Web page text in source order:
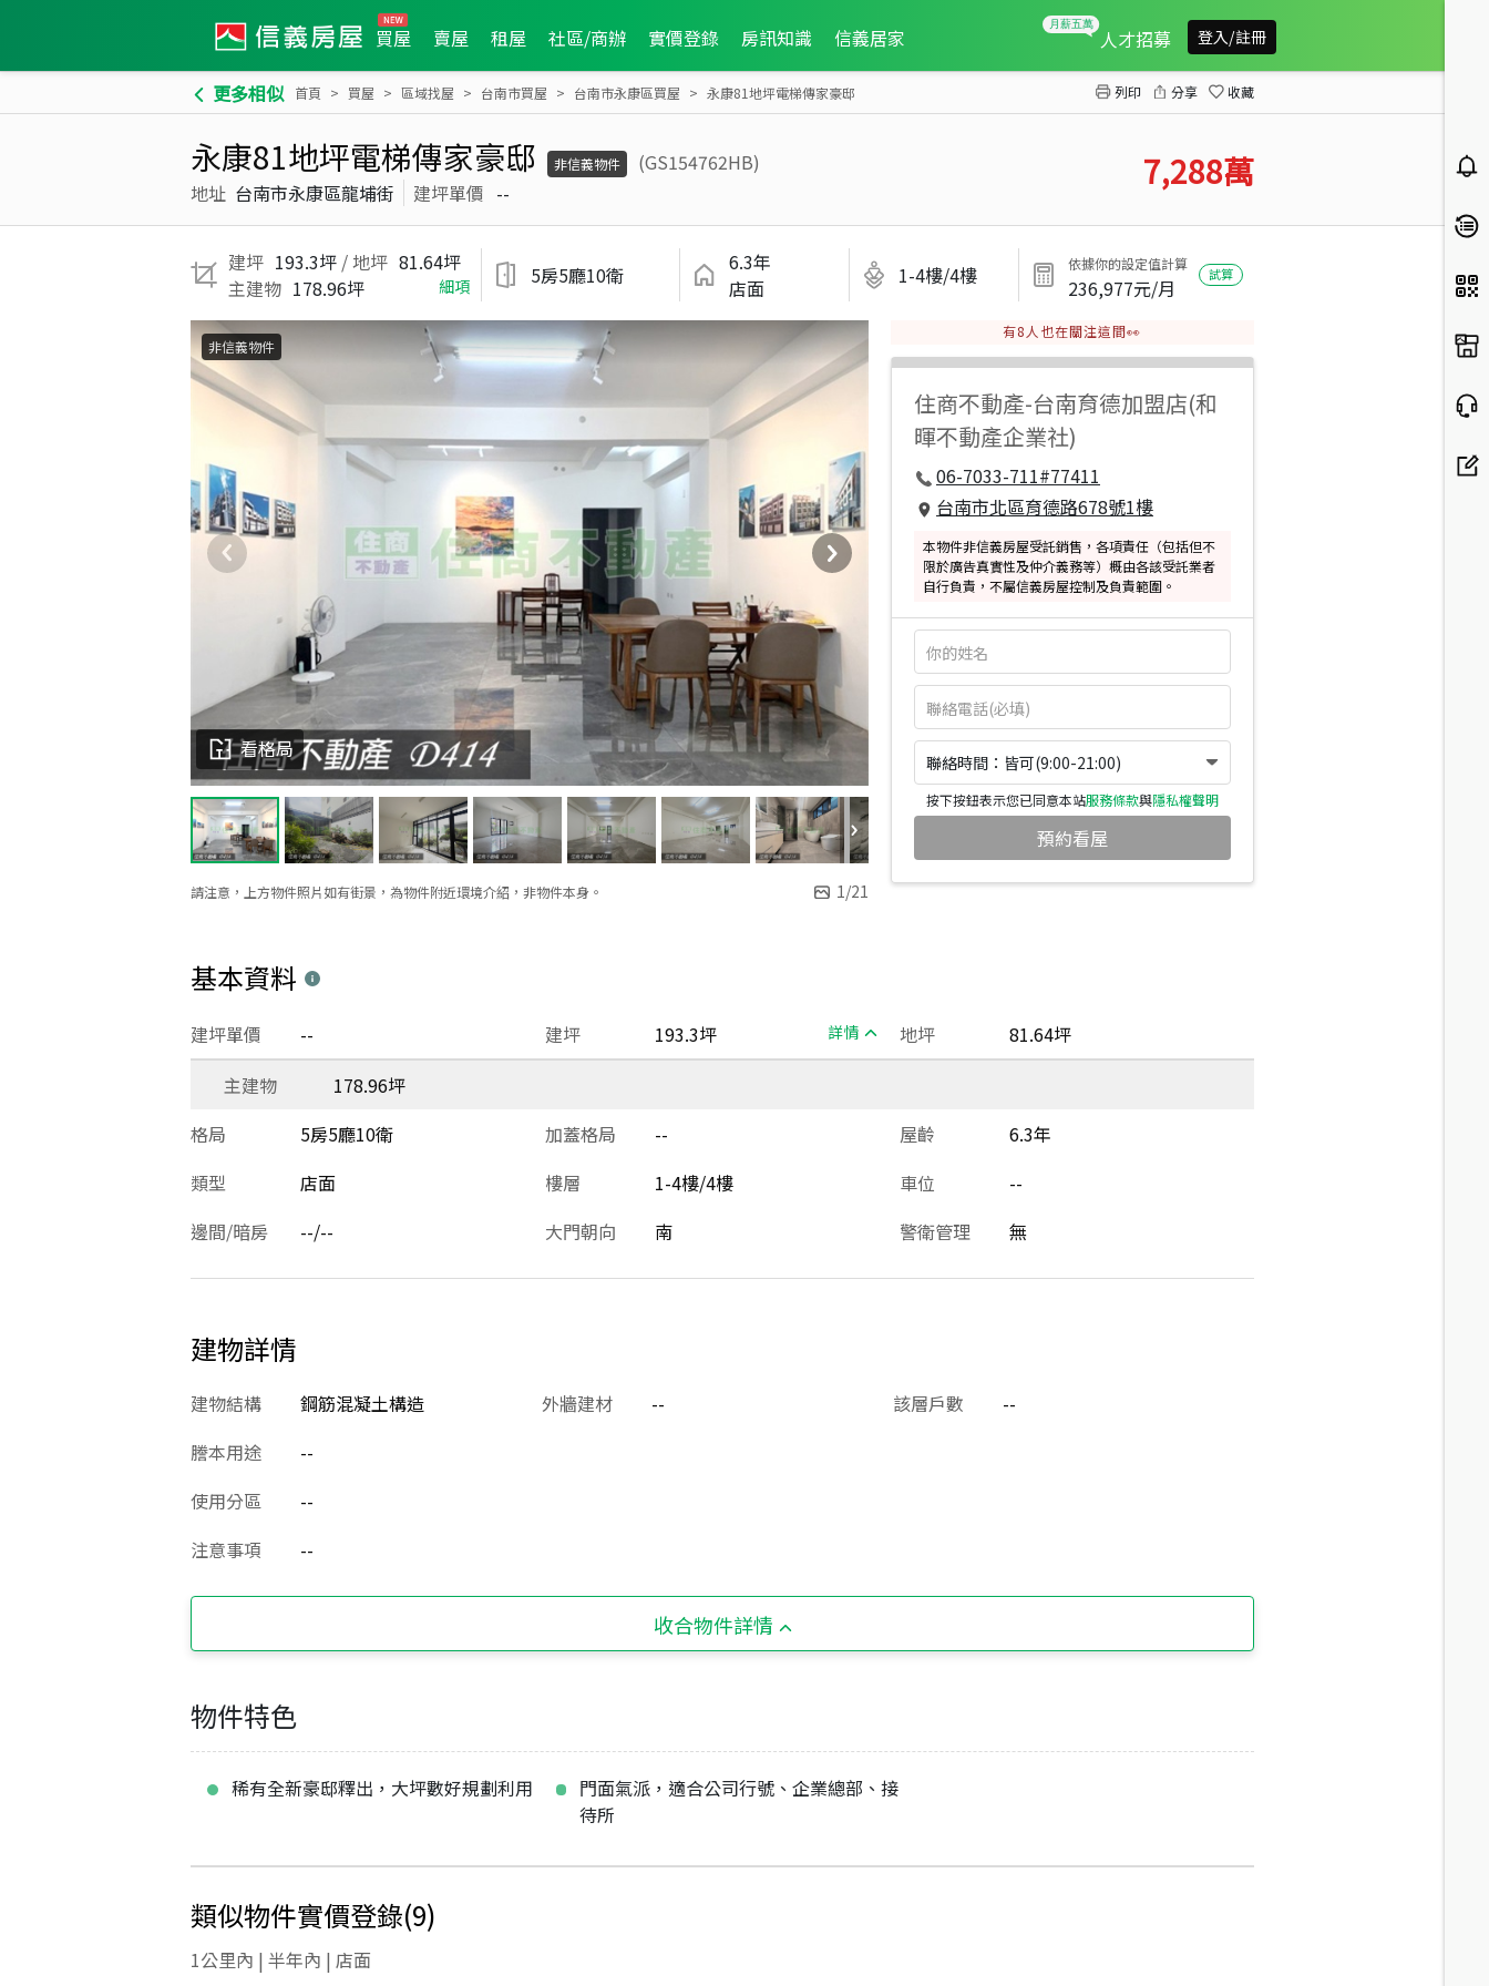
買屋 賣屋 租屋 社區/商辦 實價登錄 房訊知識 信義居家 人才招募 登入/註冊
更多相似 首頁 買屋 區域找屋 台南市買屋 台南市永康區買屋 永康81地坪電梯傳家豪邸 列印 分享 收藏
永康81地坪電梯傳家豪邸 非信義物件
(GS154762HB)
地址 台南市永康區龍埔街 建坪單價 -- 7,288萬
建坪 193.3坪 / 地坪 81.64坪
主建物 178.96坪 細項 5房5廳10衛
6.3年
店面
1-4樓/4樓 依據你的設定值計算
236,977元/月
試算
請注意，上方物件照片如有街景，為物件附近環境介紹，非物件本身。 1/21
看格局
非信義物件
有8 人也在關注這間👀
住商不動產-台南育德加盟店(和
暉不動產企業社)
06-7033-711#77411
台南市北區育德路678號1樓
本物件非信義房屋受託銷售，各項責任（包括但不
限於廣告真實性及仲介義務等）概由各該受託業者
自行負責，不屬信義房屋控制及負責範圍。
聯絡時間：皆可(9:00-21:00)
按下按鈕表示您已同意本站服務條款與隱私權聲明
預約看屋
基本資料
建坪 193.3坪 詳情
建坪單價 -- 地坪
81.64坪
主建物
178.96坪
格局
5房5廳10衛 加蓋格局 -- 屋齡
6.3年
類型
店面 樓層 1-4樓/4樓 車位
--
邊間/暗房
--/-- 大門朝向 南 警衛管理 無
建物詳情
建物結構 鋼筋混凝土構造 外牆建材 -- 該層戶數
--
謄本用途
--
使用分區
--
注意事項
--
收合物件詳情
物件特色
稀有全新豪邸釋出，大坪數好規劃利用
門面氣派，適合公司行號、企業總部、接
待所
類似物件實價登錄(9)
1公里內 | 半年內 | 店面